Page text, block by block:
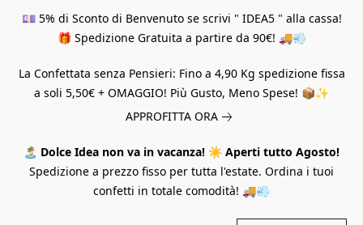
💷 5% di Sconto di Benvenuto se scrivi " IDEA5 " alla cassa!
🎁 Spedizione Gratuita a partire da 90€! 🚚💨
La Confettata senza Pensieri: Fino a 4,90 Kg spedizione fissa
a soli 5,50€ + OMAGGIO! Più Gusto, Meno Spese! 📦✨
APPROFITTA ORA
🏝️ Dolce Idea non va in vacanza! ☀️ Aperti tutto Agosto!
Spedizione a prezzo fisso per tutta l'estate. Ordina i tuoi
confetti in totale comodità! 🚚💨